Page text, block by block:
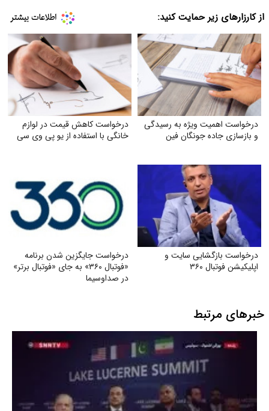
از کارزارهای زیر حمایت کنید:
درخواست اهمیت ویژه به رسیدگی
و بازسازی جاده جونگان فین
درخواست کاهش قیمت در لوازم
خانگی با استفاده از یو پی وی سی
درخواست بازگشایی سایت و
اپلیکیشن فوتبال ۳۶۰
درخواست جایگزین شدن برنامه
«فوتبال ۳۶۰» به جای «فوتبال برتر»
در صداوسیما
خبرهای مرتبط